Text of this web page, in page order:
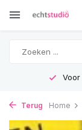
Voor
Terug Home